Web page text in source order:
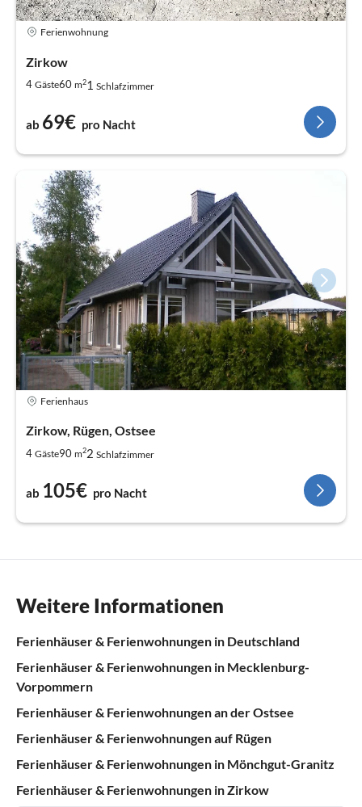
Ferienwohnung
Zirkow
4 Gäste60 m21 Schlafzimmer
ab 69€ pro Nacht
Ferienhaus
Zirkow, Rügen, Ostsee
4 Gäste90 m22 Schlafzimmer
ab 105€ pro Nacht
Weitere Informationen
Ferienhäuser & Ferienwohnungen in Deutschland
Ferienhäuser & Ferienwohnungen in Mecklenburg-
Vorpommern
Ferienhäuser & Ferienwohnungen an der Ostsee
Ferienhäuser & Ferienwohnungen auf Rügen
Ferienhäuser & Ferienwohnungen in Mönchgut-Granitz
Ferienhäuser & Ferienwohnungen in Zirkow